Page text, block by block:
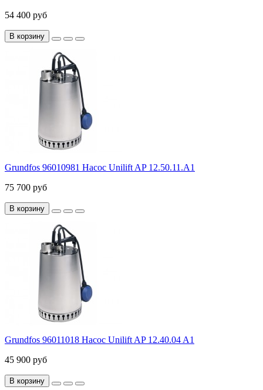
54 400 руб
В корзину
Grundfos 96010981 Насос Unilift AP 12.50.11.A1
75 700 руб
В корзину
Grundfos 96011018 Насос Unilift AP 12.40.04 A1
45 900 руб
В корзину